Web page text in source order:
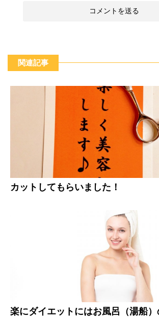
関連記事
カットしてもらいました！
楽にダイエットにはお風呂（湯船